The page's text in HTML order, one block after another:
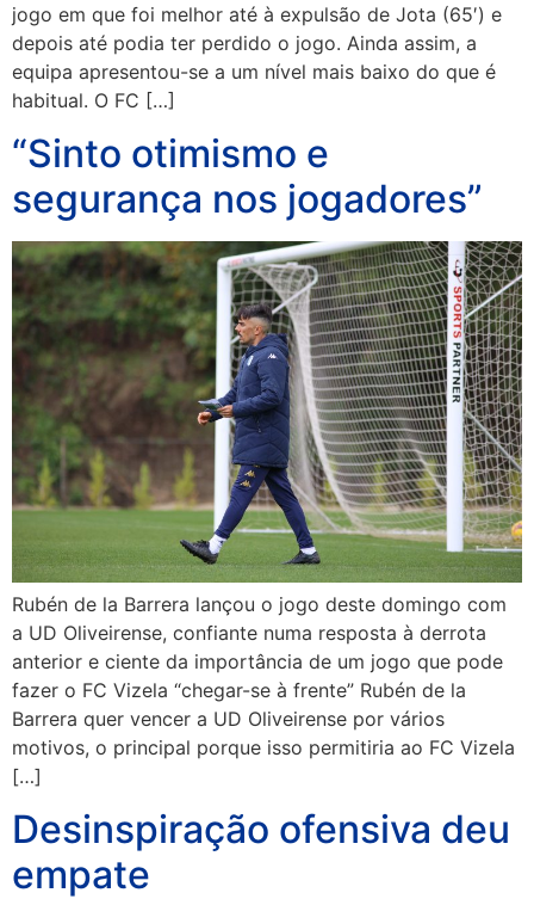
jogo em que foi melhor até à expulsão de Jota (65′) e
depois até podia ter perdido o jogo. Ainda assim, a
equipa apresentou-se a um nível mais baixo do que é
habitual. O FC […]
“Sinto otimismo e
segurança nos jogadores”
Rubén de la Barrera lançou o jogo deste domingo com
a UD Oliveirense, confiante numa resposta à derrota
anterior e ciente da importância de um jogo que pode
fazer o FC Vizela “chegar-se à frente” Rubén de la
Barrera quer vencer a UD Oliveirense por vários
motivos, o principal porque isso permitiria ao FC Vizela
[…]
Desinspiração ofensiva deu
empate